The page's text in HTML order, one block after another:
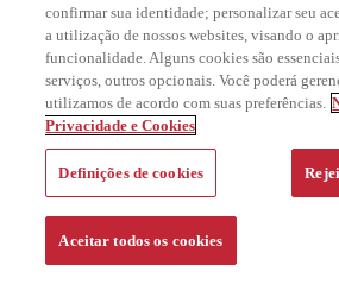
confirmar sua identidade; personalizar seu
a utilização de nossos websites, visando o
funcionalidade. Alguns cookies são
serviços, outros opcionais. Você poderá
utilizamos de acordo com suas preferências.
Privacidade e Cookies
Definições de cookies
Aceitar todos os cookies